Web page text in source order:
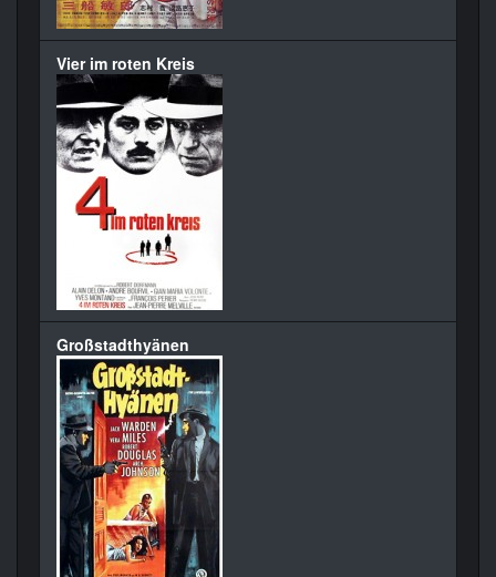
Vier im roten Kreis
Großstadthyänen